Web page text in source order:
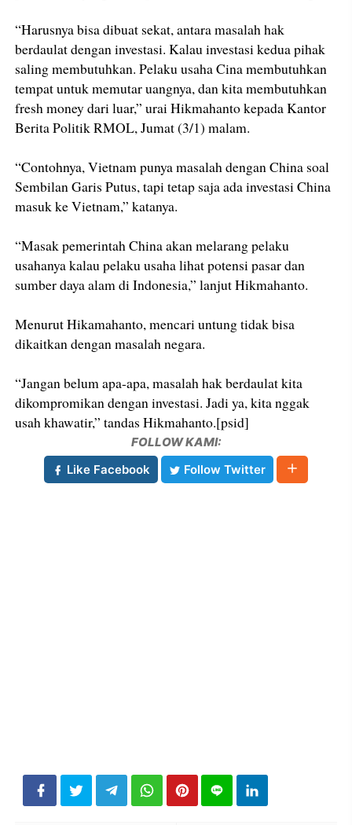
“Harusnya bisa dibuat sekat, antara masalah hak
berdaulat dengan investasi. Kalau investasi kedua pihak
saling membutuhkan. Pelaku usaha Cina membutuhkan
tempat untuk memutar uangnya, dan kita membutuhkan
fresh money dari luar,” urai Hikmahanto kepada Kantor
Berita Politik RMOL, Jumat (3/1) malam.
“Contohnya, Vietnam punya masalah dengan China soal
Sembilan Garis Putus, tapi tetap saja ada investasi China
masuk ke Vietnam,” katanya.
“Masak pemerintah China akan melarang pelaku
usahanya kalau pelaku usaha lihat potensi pasar dan
sumber daya alam di Indonesia,” lanjut Hikmahanto.
Menurut Hikamahanto, mencari untung tidak bisa
dikaitkan dengan masalah negara.
“Jangan belum apa-apa, masalah hak berdaulat kita
dikompromikan dengan investasi. Jadi ya, kita nggak
usah khawatir,” tandas Hikmahanto.[psid]
FOLLOW KAMI:
Like Facebook
Follow Twitter